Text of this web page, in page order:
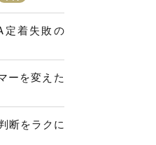
定着失敗の
ーを変えた
断をラクに